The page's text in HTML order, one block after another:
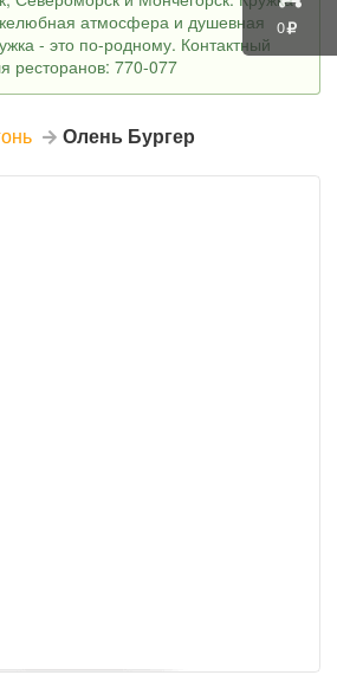
0
атмосфера и душевная
- это по-родному. Контактный
ресторанов: 770-077
Олень Бургер